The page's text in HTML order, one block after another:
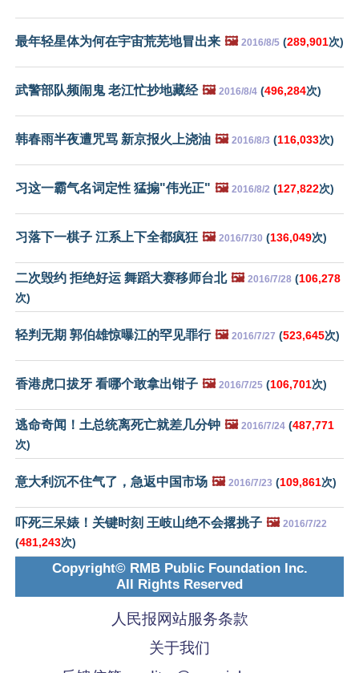
最年轻星体为何在宇宙荒芜地冒出来 🖼️ 2016/8/5 (289,901次)
武警部队频闹鬼 老江忙抄地藏经 🖼️ 2016/8/4 (496,284次)
韩春雨半夜遭咒骂 新京报火上浇油 🖼️ 2016/8/3 (116,033次)
习这一霸气名词定性 猛搧"伟光正" 🖼️ 2016/8/2 (127,822次)
习落下一棋子 江系上下全都疯狂 🖼️ 2016/7/30 (136,049次)
二次毁约 拒绝好运 舞蹈大赛移师台北 🖼️ 2016/7/28 (106,278
次)
轻判无期 郭伯雄惊曝江的罕见罪行 🖼️ 2016/7/27 (523,645次)
香港虎口拔牙 看哪个敢拿出钳子 🖼️ 2016/7/25 (106,701次)
逃命奇闻！土总统离死亡就差几分钟 🖼️ 2016/7/24 (487,771
次)
意大利沉不住气了，急返中国市场 🖼️ 2016/7/23 (109,861次)
吓死三呆婊！关键时刻 王岐山绝不会撂挑子 🖼️ 2016/7/22
(481,243次)
Copyright© RMB Public Foundation Inc.
All Rights Reserved
人民报网站服务条款
关于我们